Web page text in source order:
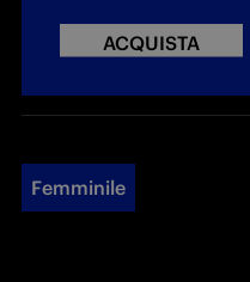
ACQUISTA
Femminile